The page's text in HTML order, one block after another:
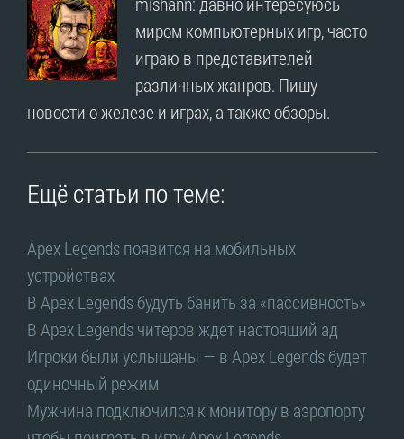
миром компьютерных игр, часто
играю в представителей
различных жанров. Пишу
новости о железе и играх, а также обзоры.
Ещё статьи по теме:
Apex Legends появится на мобильных
устройствах
В Apex Legends будуть банить за «пассивность»
В Apex Legends читеров ждет настоящий ад
Игроки были услышаны — в Apex Legends будет
одиночный режим
Мужчина подключился к монитору в аэропорту